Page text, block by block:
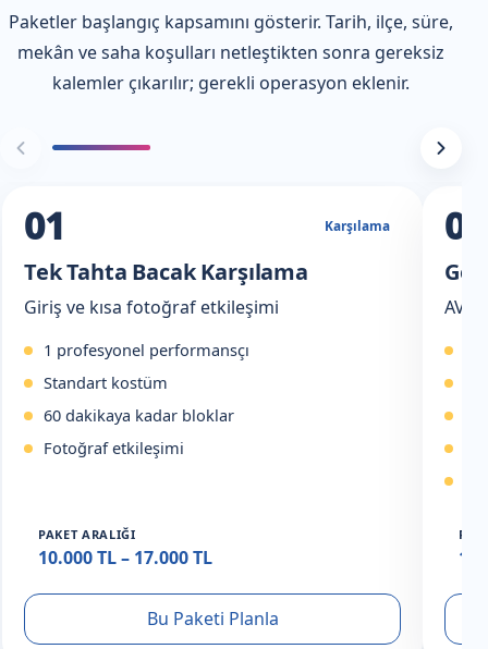
Paketler başlangıç kapsamını gösterir. Tarih, ilçe, süre,
mekân ve saha koşulları netleştikten sonra gereksiz
kalemler çıkarılır; gerekli operasyon eklenir.
01 Karşılama
Tek Tahta Bacak Karşılama
Giriş ve kısa fotoğraf etkileşimi
1 profesyonel performansçı
Standart kostüm
60 dakikaya kadar bloklar
Fotoğraf etkileşimi
PAKET ARALIĞI
10.000 TL – 17.000 TL
Bu Paketi Planla
02